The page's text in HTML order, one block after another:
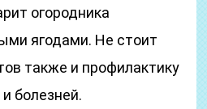
огородника
ягодами. Не стоит
также и профилактику
болезней.